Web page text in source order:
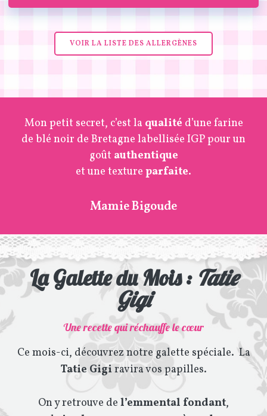
VOIR LA LISTE DES ALLERGÈNES
Mon petit secret, c’est la qualité d’une farine
de blé noir de Bretagne labellisée IGP pour un
goût authentique
et une texture parfaite.
Mamie Bigoude
La Galette du Mois :Tatie
Gigi
Une recette qui réchauffe le cœur
Ce mois-ci, découvrez notre galette spéciale. La
Tatie Gigiravira vos papilles.
On y retrouve de l’emmental fondant,